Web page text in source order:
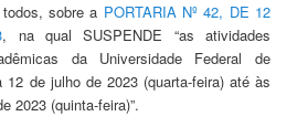
sobre a PORTARIA Nº 42, DE 12
, na qual SUSPENDE “as atividades
da Universidade Federal de
de julho de 2023 (quarta-feira) até às
2023 (quinta-feira)”.